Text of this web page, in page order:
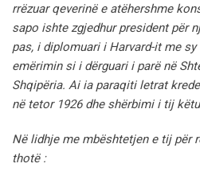
rrëzuar qeverinë e atëhershme
sapo ishte zgjedhur president për
pas, i diplomuari i Harvard-it me
emërimin si i dërguari i parë në
Shqipëria. Ai ia paraqiti letrat
në tetor 1926 dhe shërbimi i tij
Në lidhje me mbështetjen e tij për
thotë :